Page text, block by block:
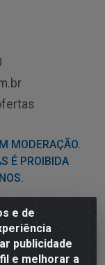
e de
publicidade
e melhorar a
MODERAÇÃO.
É PROIBIDA
Bloco F -
- CNPJ